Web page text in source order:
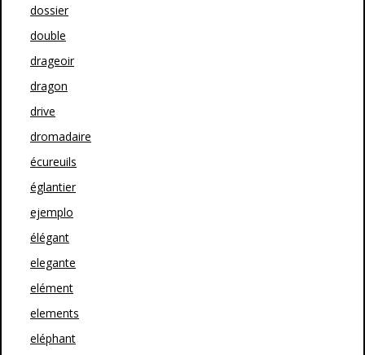
dossier
double
drageoir
dragon
drive
dromadaire
écureuils
églantier
ejemplo
élégant
elegante
elément
elements
eléphant